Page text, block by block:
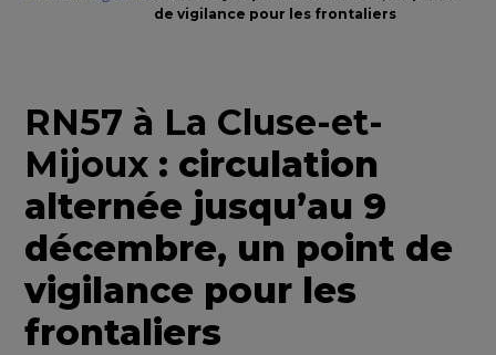
de vigilance pour les frontaliers
RN57 à La Cluse-et-
Mijoux : circulation
alternée jusqu’au 9
décembre, un point de
vigilance pour les
frontaliers